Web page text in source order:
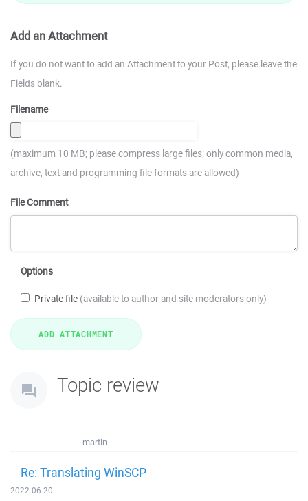
Add an Attachment
If you do not want to add an Attachment to your Post, please leave the
Fields blank.
Filename
(maximum 10 MB; please compress large files; only common media,
archive, text and programming file formats are allowed)
File Comment
Options
Private file (available to author and site moderators only)
Topic review
martin
Re: Translating WinSCP
2022-06-20